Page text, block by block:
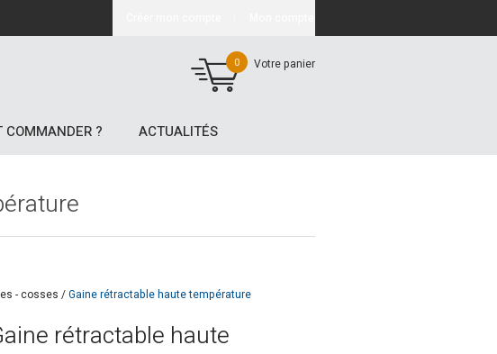
0 Votre panier
COMMANDER ? ACTUALITÉS
- cosses /Gaine rétractable haute température
rétractable haute